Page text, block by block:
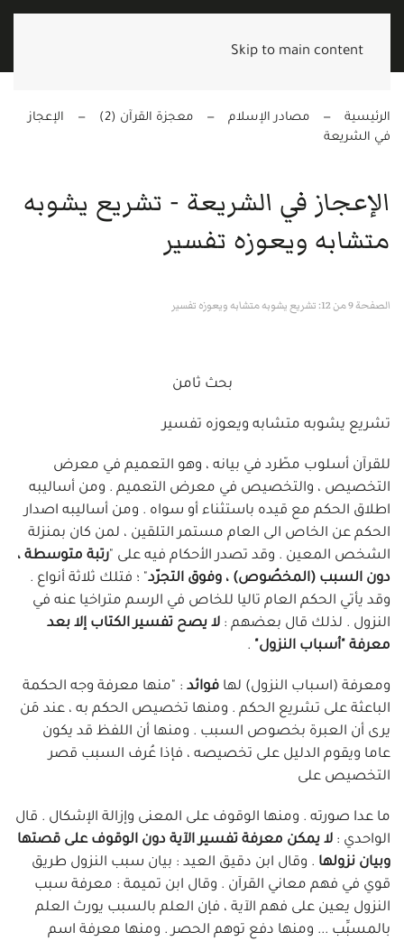
Skip to main content
الرئيسية مصادر الإسلام معجزة القرآن (2)
الإعجاز
في الشريعة
الإعجاز في الشريعة - تشريع يشوبه
متشابه ويعوزه تفسير
الصفحة 9 من 12: تشريع يشوبه متشابه ويعوزه تفسير
بحث ثامن
تشريع يشوبه متشابه ويعوزه تفسير
للقرآن أسلوب مطّرد في بيانه ، وهو التعميم في معرض
التخصيص ، والتخصيص في معرض التعميم . ومن أساليبه
اطلاق الحكم مع قيده باستثناء أو سواه . ومن أساليبه اصدار
الحكم عن الخاص الى العام مستمر التلقين ، لمن كان بمنزلة
الشخص المعين . وقد تصدر الأحكام فيه على "رتبة متوسطة ،
دون السبب (المخصُوص) ، وفوق التجرّد" ؛ فتلك ثلاثة أنواع .
وقد يأتي الحكم العام تاليا للخاص في الرسم متراخيا عنه في
النزول . لذلك قال بعضهم : لا يصح تفسير الكتاب إلا بعد
معرفة "أسباب النزول" .
ومعرفة (اسباب النزول) لها فوائد : "منها معرفة وجه الحكمة
الباعثة على تشريع الحكم . ومنها تخصيص الحكم به ، عند مَن
يرى أن العبرة بخصوص السبب . ومنها أن اللفظ قد يكون
عاما ويقوم الدليل على تخصيصه ، فإذا عُرف السبب قصر
التخصيص على
ما عدا صورته . ومنها الوقوف على المعنى وإزالة الإشكال . قال
الواحدي : لا يمكن معرفة تفسير الآية دون الوقوف على قصتها
وبيان نزولها . وقال ابن دقيق العيد : بيان سبب النزول طريق
قوي في فهم معاني القرآن . وقال ابن تميمة : معرفة سبب
النزول يعين على فهم الآية ، فإن العلم بالسبب يورث العلم
بالمسبِّب ... ومنها دفع توهم الحصر . ومنها معرفة اسم